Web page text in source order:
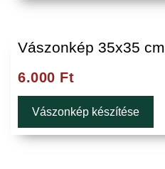
Vászonkép 35x35 cm
6.000 Ft
Vászonkép készítése